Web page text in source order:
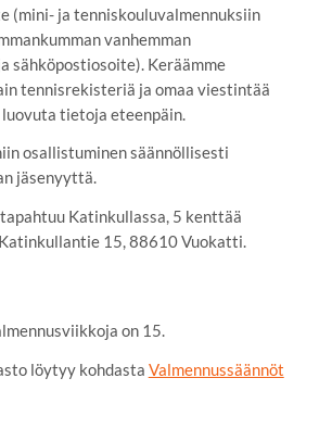
(mini- ja tenniskouluvalmennuksiin
vanhemman
sähköpostiosoite). Keräämme
tennisrekisteriä ja omaa viestintää
tietoja eteenpäin.
osallistuminen säännöllisesti
jäsenyyttä.
Katinkullassa, 5 kenttää
15, 88610 Vuokatti.
on 15.
löytyy kohdasta Valmennussäännöt